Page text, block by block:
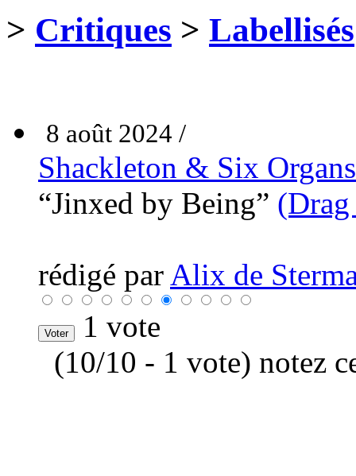
> Critiques > Labellisés
8 août 2024 /
Shackleton & Six
“Jinxed by Being”
rédigé par Alix de
1 vote
(10/10 - 1 vote) notez